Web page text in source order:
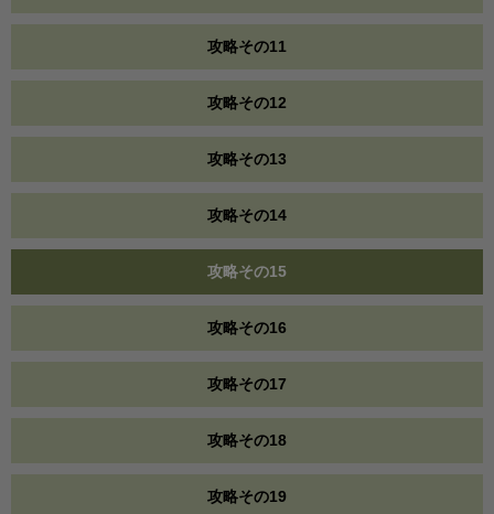
攻略その11
攻略その12
攻略その13
攻略その14
攻略その15
攻略その16
攻略その17
攻略その18
攻略その19